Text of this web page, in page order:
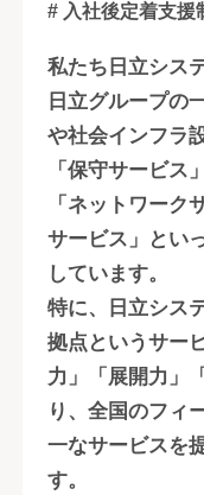
# 入社後定着支援
私たち日立シス
日立グループの
や社会インフラ
「保守サービス
「ネットワーク
サービス」とい
しています。
特に、日立シス
拠点というサー
力」「展開力」
り、全国のフィ
一なサービスを
す。